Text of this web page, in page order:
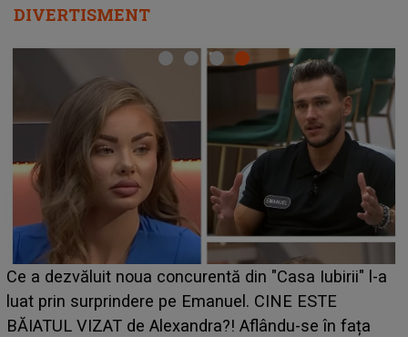
DIVERTISMENT
l-a
HOROSCOP de weekend, 8-9 august 2026.
care riscă să rămână fără bani. O decizie
grabă îi aduce pierderi semnificative și îi dă